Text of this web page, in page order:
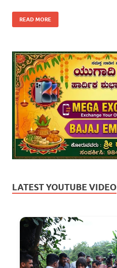
READ MORE
LATEST YOUTUBE VIDEO